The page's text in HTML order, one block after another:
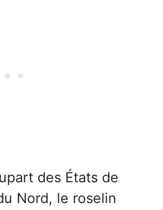
des États de
Nord, le roselin